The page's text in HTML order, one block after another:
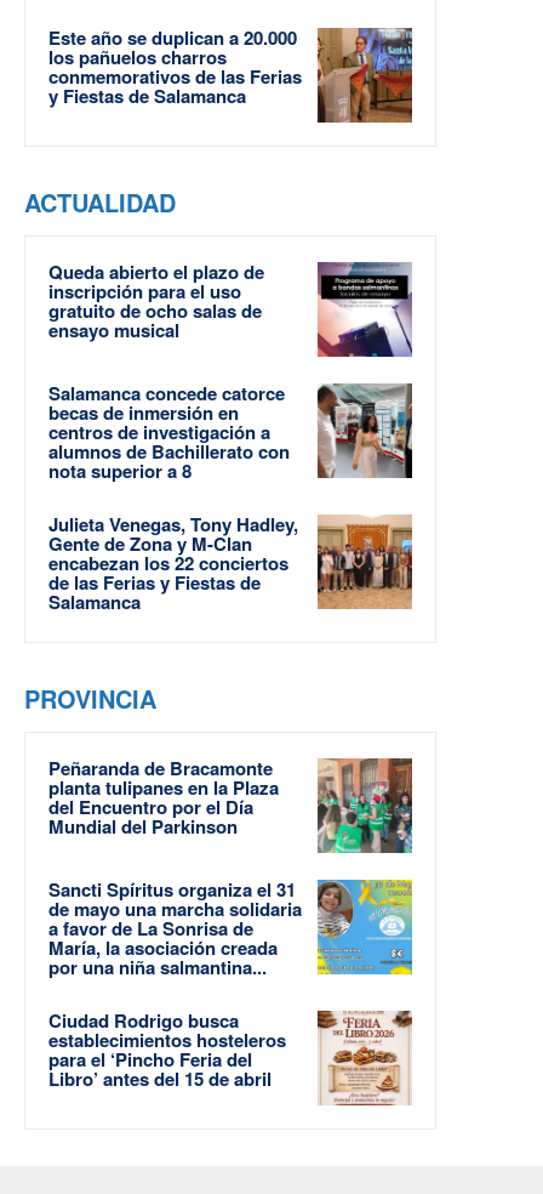
Este año se duplican a 20.000
los pañuelos charros
conmemorativos de las Ferias
y Fiestas de Salamanca
ACTUALIDAD
Queda abierto el plazo de
inscripción para el uso
gratuito de ocho salas de
ensayo musical
Salamanca concede catorce
becas de inmersión en
centros de investigación a
alumnos de Bachillerato con
nota superior a 8
Julieta Venegas, Tony Hadley,
Gente de Zona y M-Clan
encabezan los 22 conciertos
de las Ferias y Fiestas de
Salamanca
PROVINCIA
Peñaranda de Bracamonte
planta tulipanes en la Plaza
del Encuentro por el Día
Mundial del Parkinson
Sancti Spíritus organiza el 31
de mayo una marcha solidaria
a favor de La Sonrisa de
María, la asociación creada
por una niña salmantina...
Ciudad Rodrigo busca
establecimientos hosteleros
para el ‘Pincho Feria del
Libro’ antes del 15 de abril